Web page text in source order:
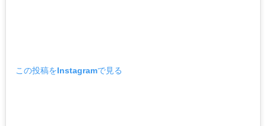
この投稿をInstagramで見る